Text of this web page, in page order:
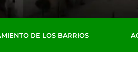
DE LOS BARRIOS